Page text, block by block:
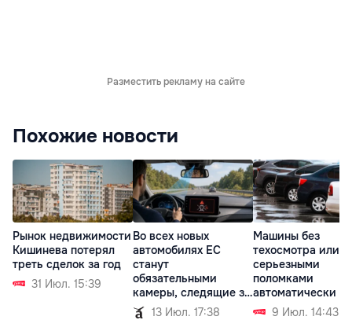
Разместить рекламу на сайте
Похожие новости
Рынок недвижимости
Кишинева потерял
треть сделок за год
31 Июл. 15:39
Во всех новых
автомобилях ЕС
станут
обязательными
камеры, следящие за
водителем
13 Июл. 17:38
Машины без
техосмотра или с
серьезными
поломками
автоматически
регистрации
9 Июл. 14:43